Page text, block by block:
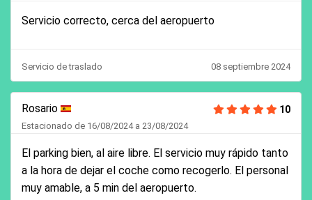
Servicio correcto, cerca del aeropuerto
Servicio de traslado 08 septiembre 2024
Rosario 10
Estacionado de 16/08/2024 a 23/08/2024
El parking bien, al aire libre. El servicio muy rápido tanto
a la hora de dejar el coche como recogerlo. El personal
muy amable, a 5 min del aeropuerto.